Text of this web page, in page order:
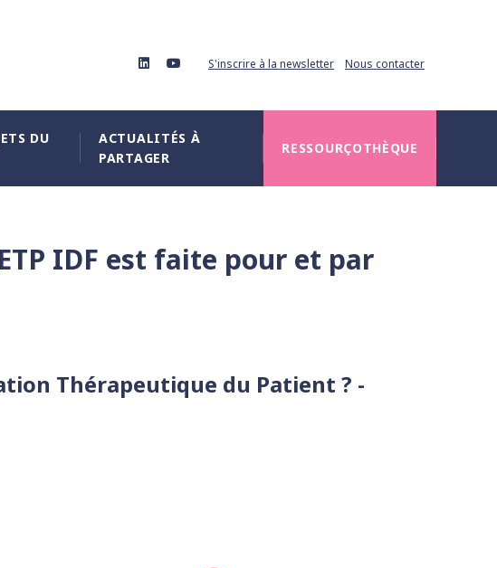
linkedin youtubeS'inscrire à la newsletter Nous contacter
DU
ACTUALITÉS À
PARTAGER
RESSOURÇOTHÈQUE
IDF est faite pour et par
Thérapeutique du Patient ? -